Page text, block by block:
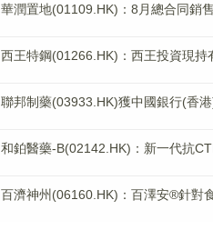
華潤置地(01109.HK)：8月總合同銷
西王特鋼(01266.HK)：西王投資現
聯邦制藥(03933.HK)獲中國銀行(香
和鉑醫藥-B(02142.HK)：新一代抗
百濟神州(06160.HK)：百澤安®針對